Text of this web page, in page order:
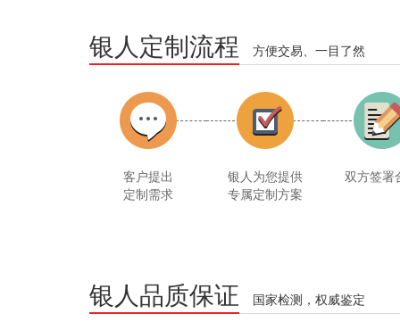
银人定制流程 方便交易、一目了然
客户提出
定制需求
银人为您提供
专属定制方案
双方签署
银人品质保证 国家检测，权威鉴定